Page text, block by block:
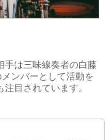
手は三味線奏者の白藤
ンバーとして活動を
目されています。